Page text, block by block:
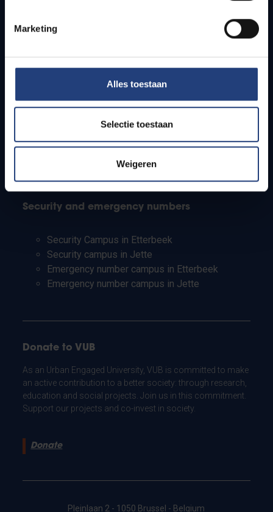
Marketing
Alles toestaan
Selectie toestaan
Weigeren
Students
PhD students
Teachers and secondary schools
Working students
Security and emergency numbers
Security Campus in Etterbeek
Security campus in Jette
Emergency number campus in Etterbeek
Emergency number campus in Jette
Donate to VUB
As an Urban Engaged University, VUB is committed to make
an active contribution to a better society: through research,
education and social projects. Join us in this commitment.
Support our projects and co-invest in society.
Donate
Pleinlaan 2 - 1050 Brussel - Belgium